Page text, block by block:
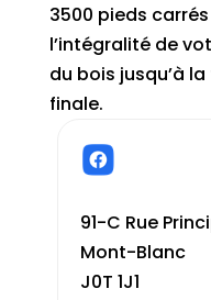
3500 pieds
l’intégralité de
du bois jusqu’à
finale.
91-C Rue
Mont-Blanc
J0T 1J1